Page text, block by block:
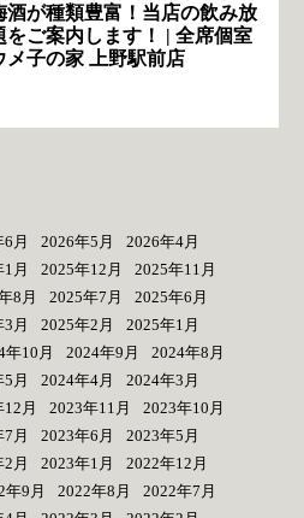
酒が種類豊富！当店の飲み放
をご案内します！ | 全席個室
メ子の家 上野駅前店
月 2026年5月
2026年4月
月 2025年12月
2025年11月
8月 2025年7月
2025年6月
月 2025年2月
2025年1月
年10月 2024年9月
2024年8月
月 2024年4月
2024年3月
月 2023年11月
2023年10月
月 2023年6月
2023年5月
月 2023年1月
2022年12月
年9月 2022年8月
2022年7月